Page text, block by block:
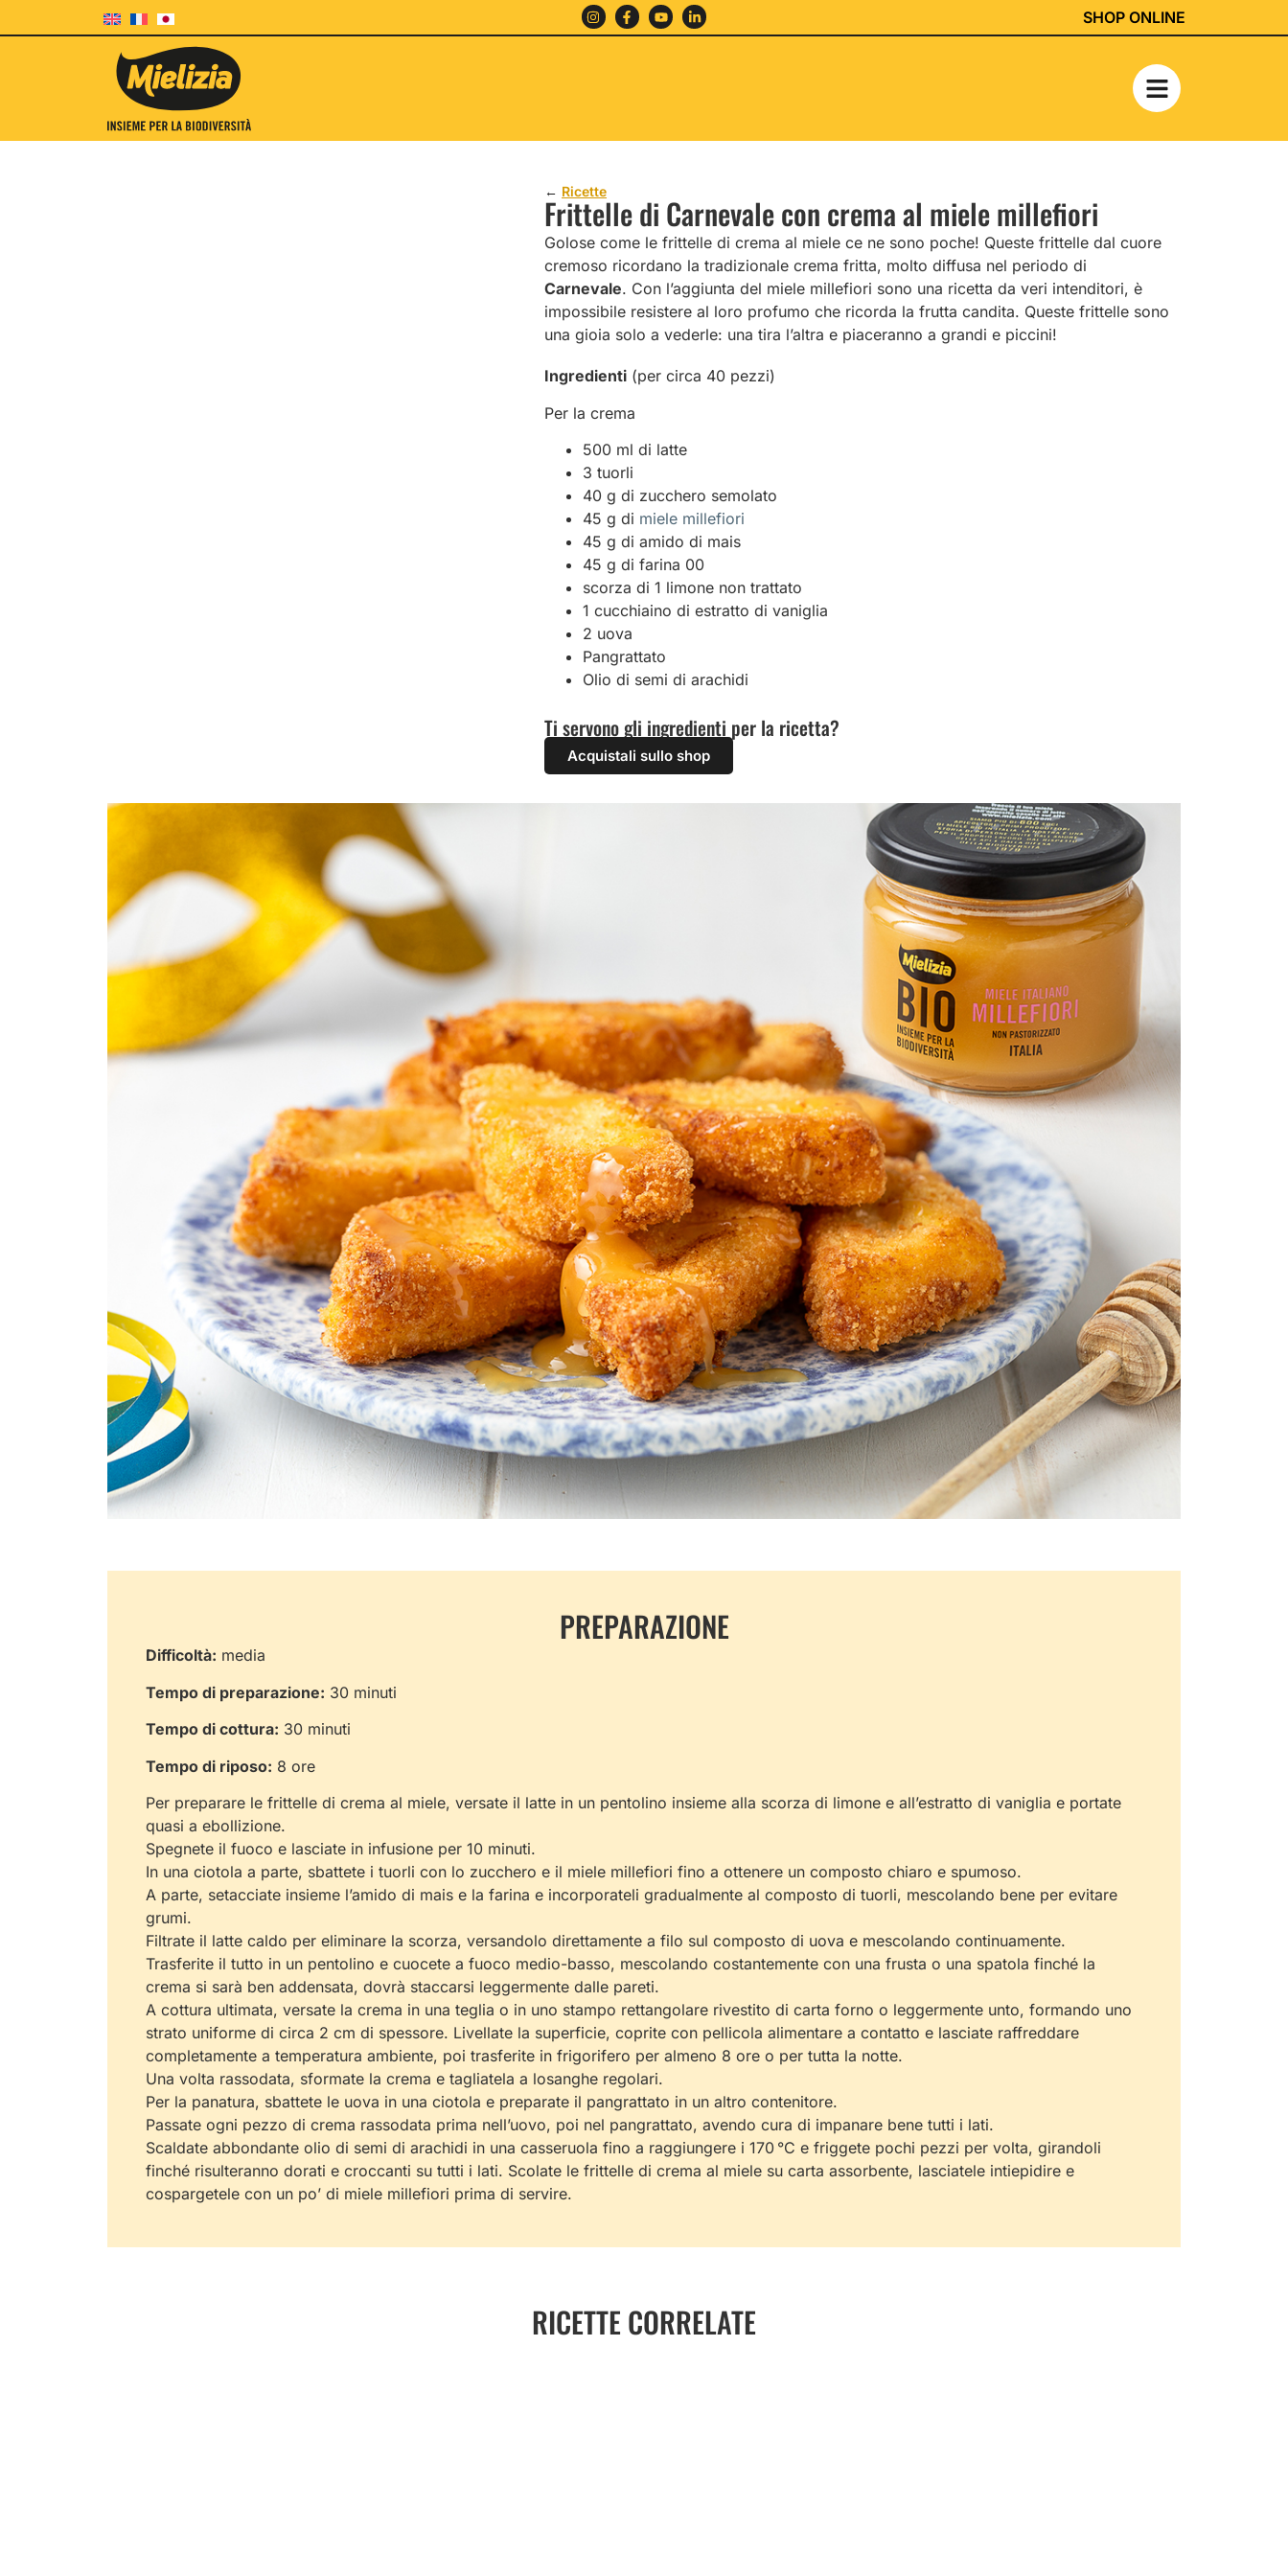
SHOP ONLINE
← Ricette
Frittelle di Carnevale con crema al miele millefiori
Golose come le frittelle di crema al miele ce ne sono poche! Queste frittelle dal cuore
cremoso ricordano la tradizionale crema fritta, molto diffusa nel periodo di
Carnevale. Con l’aggiunta del miele millefiori sono una ricetta da veri intenditori, è
impossibile resistere al loro profumo che ricorda la frutta candita. Queste frittelle sono
una gioia solo a vederle: una tira l’altra e piaceranno a grandi e piccini!
Ingredienti (per circa 40 pezzi)
Per la crema
500 ml di latte
3 tuorli
40 g di zucchero semolato
45 g di miele millefiori
45 g di amido di mais
45 g di farina 00
scorza di 1 limone non trattato
1 cucchiaino di estratto di vaniglia
2 uova
Pangrattato
Olio di semi di arachidi
Ti servono gli ingredienti per la ricetta?
Acquistali sullo shop
PREPARAZIONE
Difficoltà: media
Tempo di preparazione: 30 minuti
Tempo di cottura: 30 minuti
Tempo di riposo: 8 ore
Per preparare le frittelle di crema al miele, versate il latte in un pentolino insieme alla scorza di limone e all’estratto di vaniglia e portate
quasi a ebollizione.
Spegnete il fuoco e lasciate in infusione per 10 minuti.
In una ciotola a parte, sbattete i tuorli con lo zucchero e il miele millefiori fino a ottenere un composto chiaro e spumoso.
A parte, setacciate insieme l’amido di mais e la farina e incorporateli gradualmente al composto di tuorli, mescolando bene per evitare
grumi.
Filtrate il latte caldo per eliminare la scorza, versandolo direttamente a filo sul composto di uova e mescolando continuamente.
Trasferite il tutto in un pentolino e cuocete a fuoco medio-basso, mescolando costantemente con una frusta o una spatola finché la
crema si sarà ben addensata, dovrà staccarsi leggermente dalle pareti.
A cottura ultimata, versate la crema in una teglia o in uno stampo rettangolare rivestito di carta forno o leggermente unto, formando uno
strato uniforme di circa 2 cm di spessore. Livellate la superficie, coprite con pellicola alimentare a contatto e lasciate raffreddare
completamente a temperatura ambiente, poi trasferite in frigorifero per almeno 8 ore o per tutta la notte.
Una volta rassodata, sformate la crema e tagliatela a losanghe regolari.
Per la panatura, sbattete le uova in una ciotola e preparate il pangrattato in un altro contenitore.
Passate ogni pezzo di crema rassodata prima nell’uovo, poi nel pangrattato, avendo cura di impanare bene tutti i lati.
Scaldate abbondante olio di semi di arachidi in una casseruola fino a raggiungere i 170 °C e friggete pochi pezzi per volta, girandoli
finché risulteranno dorati e croccanti su tutti i lati. Scolate le frittelle di crema al miele su carta assorbente, lasciatele intiepidire e
cospargetele con un po’ di miele millefiori prima di servire.
RICETTE CORRELATE